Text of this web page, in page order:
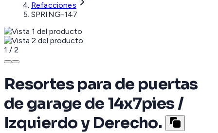
Refacciones
SPRING-147
1 / 2
Resortes para de puertas
de garage de 14x7pies /
Izquierdo y Derecho.